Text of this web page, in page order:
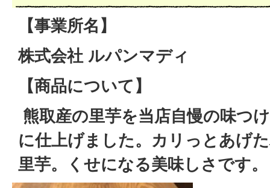
【事業所名】
株式会社 ルパンマディ
【商品について】
熊取産の里芋を当店自慢の味つ
に仕上げました。カリっとあげ
里芋。くせになる美味しさです。